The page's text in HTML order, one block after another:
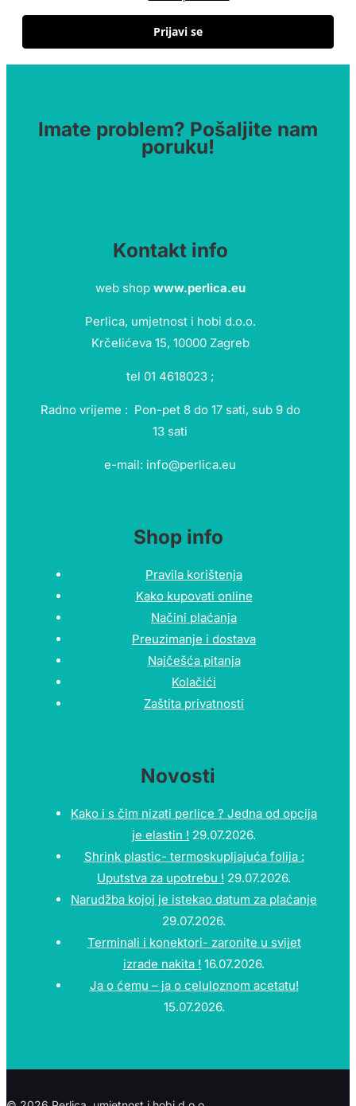
Prijavi se
Imate problem? Pošaljite nam
poruku!
Kontakt info
web shop www.perlica.eu
Perlica, umjetnost i hobi d.o.o.
Krčelićeva 15, 10000 Zagreb
tel 01 4618023 ;
Radno vrijeme : Pon-pet 8 do 17 sati, sub 9 do
13 sati
e-mail: info@perlica.eu
Shop info
Pravila korištenja
Kako kupovati online
Načini plaćanja
Preuzimanje i dostava
Najčešća pitanja
Kolačići
Zaštita privatnosti
Novosti
Kako i s čim nizati perlice ? Jedna od opcija
je elastin ! 29.07.2026.
Shrink plastic- termoskupljajuća folija :
Uputstva za upotrebu ! 29.07.2026.
Narudžba kojoj je istekao datum za plaćanje
29.07.2026.
Terminali i konektori- zaronite u svijet
izrade nakita ! 16.07.2026.
Ja o ćemu – ja o celuloznom acetatu!
15.07.2026.